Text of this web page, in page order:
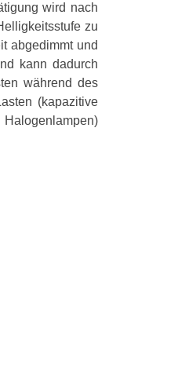
wird nach
zu
abgedimmt und
kann dadurch
während des
(kapazitive
Halogenlampen)